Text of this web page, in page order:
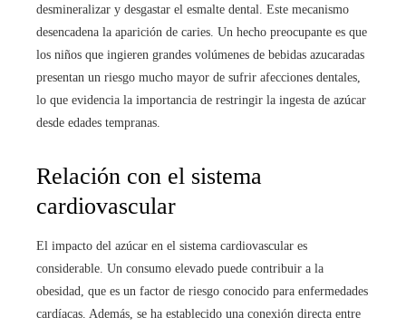
desmineralizar y desgastar el esmalte dental. Este mecanismo
desencadena la aparición de caries. Un hecho preocupante es que
los niños que ingieren grandes volúmenes de bebidas azucaradas
presentan un riesgo mucho mayor de sufrir afecciones dentales,
lo que evidencia la importancia de restringir la ingesta de azúcar
desde edades tempranas.
Relación con el sistema
cardiovascular
El impacto del azúcar en el sistema cardiovascular es
considerable. Un consumo elevado puede contribuir a la
obesidad, que es un factor de riesgo conocido para enfermedades
cardíacas. Además, se ha establecido una conexión directa entre